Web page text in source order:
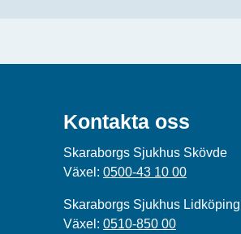
Kontakta oss
Skaraborgs Sjukhus Skövde
Växel: 0500-43 10 00
Skaraborgs Sjukhus Lidköping
Växel: 0510-850 00